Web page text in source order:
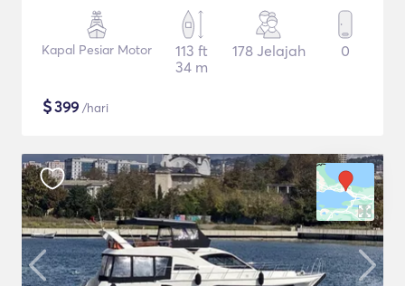
Kapal Pesiar Motor
113 ft
34 m
178 Jelajah 0
$399 /hari